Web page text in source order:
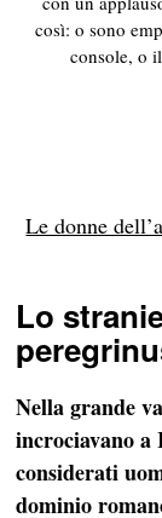
così: o sono
console, o il
Le donne
Lo
Nella grande
incrociavano
considerati
dominio